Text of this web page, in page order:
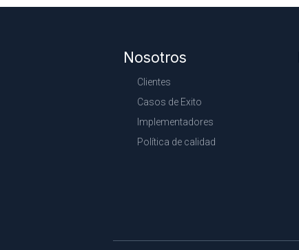
Nosotros
Clientes
Casos de Exito
Implementadores
Política de calidad